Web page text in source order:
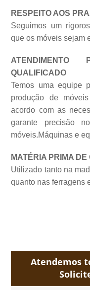
RESPEITO AOS
Seguimos um
que os móveis sejam
ATENDIMENTO
QUALIFICADO
Temos uma equipe
produção de
acordo com as
garante precisão
móveis.Máquinas e
MATÉRIA PRIMA
Utilizado tanto na
quanto nas ferragens
Atendemos